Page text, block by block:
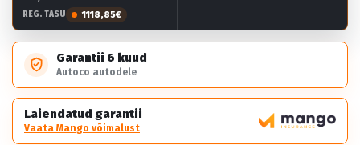
REG. TASU 1118,85€
Garantii 6 kuud
Autoco autodele
Laiendatud garantii
Vaata Mango võimalust